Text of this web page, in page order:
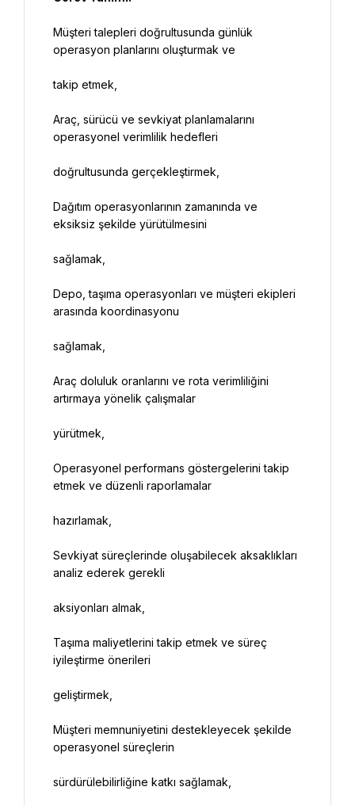
Müşteri talepleri doğrultusunda günlük
Araç, sürücü ve sevkiyat planlamalarını
Dağıtım operasyonlarının zamanında ve
Depo, taşıma operasyonları ve müşteri ekipleri
Araç doluluk oranlarını ve rota verimliliğini
Operasyonel performans göstergelerini takip
Sevkiyat süreçlerinde oluşabilecek aksaklıkları
Taşıma maliyetlerini takip etmek ve süreç
Müşteri memnuniyetini destekleyecek şekilde